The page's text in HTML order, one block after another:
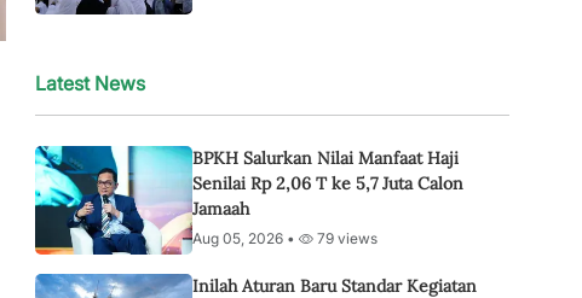
Latest News
BPKH Salurkan Nilai Manfaat Haji
Senilai Rp 2,06 T ke 5,7 Juta Calon
Jamaah
Aug 05, 2026 • 79 views
Inilah Aturan Baru Standar Kegiatan